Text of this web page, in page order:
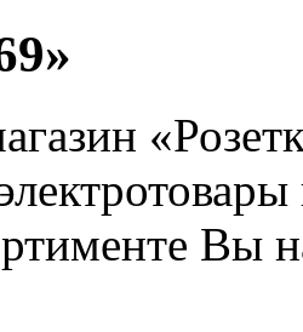
Вы